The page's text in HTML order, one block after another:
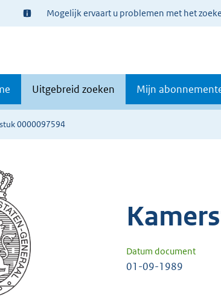
Ter
informatie:
Mogelijk ervaart u problemen met het
Uitgebreid zoeken Mijn
0000097594
Datum document
01-09-1989